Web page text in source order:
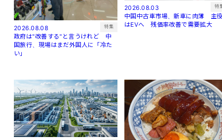
2026.08.08 特集
政府は"改善する"と言うけれど 中
国旅行、現場はまだ外国人に「冷た
い」
2026.08.03 特
中国中古車市場、新車に肉薄 主
はEVへ 残価率改善で需要拡大